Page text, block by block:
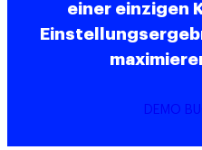
einer einzigen
DEMO